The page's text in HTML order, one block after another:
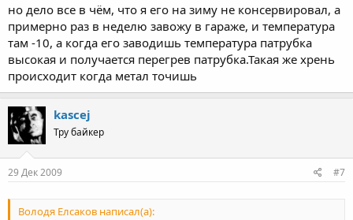
но дело все в чём, что я его на зиму не консервировал, а
примерно раз в неделю завожу в гараже, и температура
там -10, а когда его заводишь температура патрубка
высокая и получается перегрев патрубка.Такая же хрень
происходит когда метал точишь
kascej
Тру байкер
29 Дек 2009 #7
Володя Елсаков написал(а):